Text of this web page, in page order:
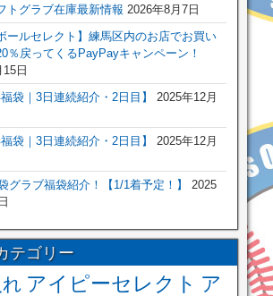
トグラブ在庫最新情報 2026年8月7日
ールセレクト】練馬区内のお店でお買い
％戻ってくるPayPayキャンペーン！
日
袋｜3日連続紹介・2日目】
2025年12月
袋｜3日連続紹介・2日目】 2025年12月
グラブ福袋紹介！【1/1着予定！】
2025
テゴリー
アイピーセレクト ア